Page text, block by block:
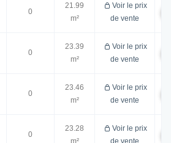
0
21.99
m²
Voir le prix
de vente
0
23.39
m²
Voir le prix
de vente
0
23.46
m²
Voir le prix
de vente
0
23.28
m²
Voir le prix
de vente